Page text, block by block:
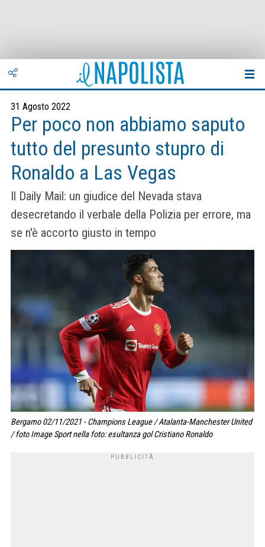
31 Agosto 2022
Per poco non abbiamo saputo
tutto del presunto stupro di
Ronaldo a Las Vegas
Il Daily Mail: un giudice del Nevada stava
desecretando il verbale della Polizia per errore, ma
se n'è accorto giusto in tempo
Bergamo 02/11/2021 - Champions League / Atalanta-Manchester United
/ foto Image Sport nella foto: esultanza gol Cristiano Ronaldo